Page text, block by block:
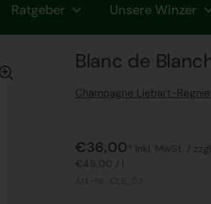
Ratgeber Unsere Winzer
Blanc de
Champagne Liebart-
€36,00 * Inkl. MwSt. /
€48,00 / l